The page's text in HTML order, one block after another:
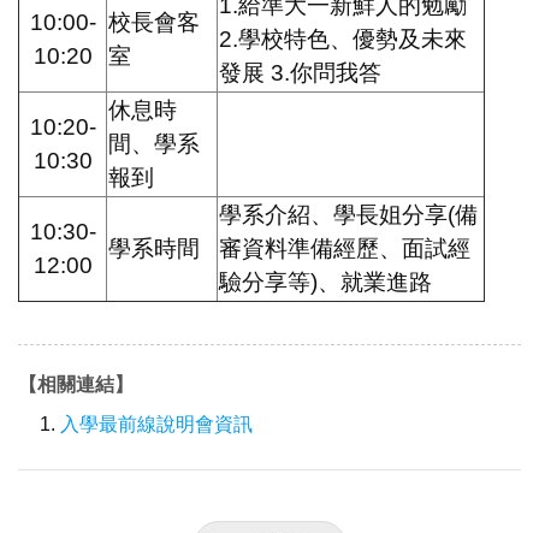
10:00-
10:20
校長會客
室
1.給準大一新鮮人的勉勵
2.學校特色、優勢及未來
發展 3.你問我答
10:20-
10:30
休息時
間、學系
報到
10:30-
12:00
學系時間
學系介紹、學長姐分享(備
審資料準備經歷、面試經
驗分享等)、就業進路
【相關連結】
入學最前線說明會資訊